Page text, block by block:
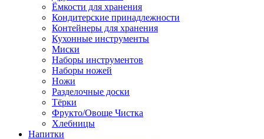
Ёмкости для хранения
Кондитерские принадлежности
Контейнеры для хранения
Кухонные инструменты
Миски
Наборы инструментов
Наборы ножей
Ножи
Разделочные доски
Тёрки
Фрукто/Овоще Чистка
Хлебницы
Напитки